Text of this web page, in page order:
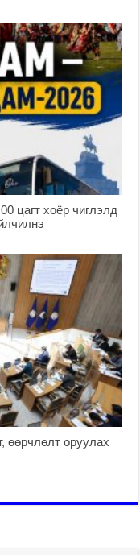
цагт хоёр чиглэлд
өөрчлөлт оруулах